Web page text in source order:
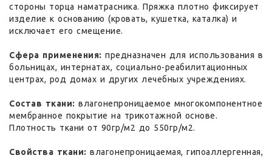
стороны торца наматрасника. Пряжка плотно фиксирует
изделие к основанию (кровать, кушетка, каталка) и
исключает его смещение.
Сфера применения: предназначен для использования в
больницах, интернатах, социально-реабилитационных
центрах, род домах и других лечебных учреждениях.
Состав ткани: влагонепроницаемое многокомпонентное
мембранное покрытие на трикотажной основе.
Плотность ткани от 90гр/м2 до 550гр/м2.
Свойства ткани: влагонепроницаемая, гипоаллергенная,